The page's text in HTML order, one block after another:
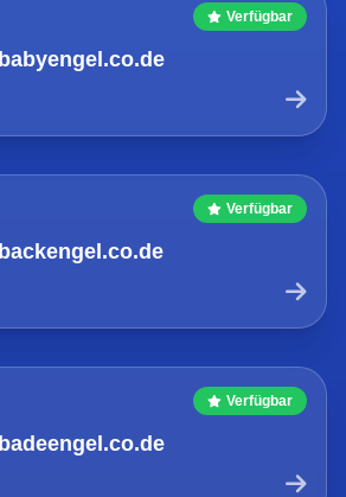
Verfügbar
babyengel.co.de
Verfügbar
backengel.co.de
Verfügbar
badeengel.co.de